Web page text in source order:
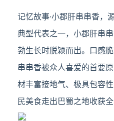
记忆故事·小郡肝串串香，
典型代表之一，小郡肝串
勃生长时脱颖而出。口感
串串香被众人喜爱的首要
材丰富接地气、极具包容
民美食走出巴蜀之地收获